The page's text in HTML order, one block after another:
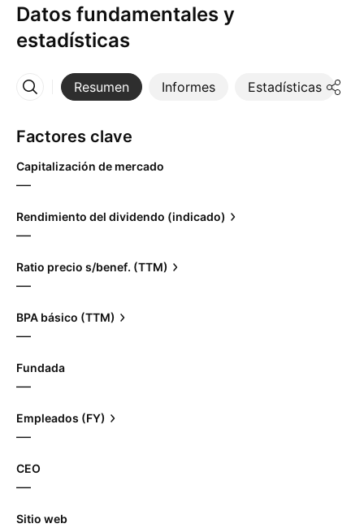
Datos fundamentales y
estadísticas
Resumen Informes Estadísticas
Más
Factores clave
Capitalización de mercado
—
Rendimiento del dividendo (indicado)
—
Ratio precio s/benef. (TTM)
—
BPA básico (TTM)
—
Fundada
—
Empleados (FY)
—
CEO
—
Sitio web